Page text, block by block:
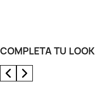
COMPLETA TU LOOK